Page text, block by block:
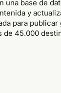
una base de
y
para publicar
de 45.000